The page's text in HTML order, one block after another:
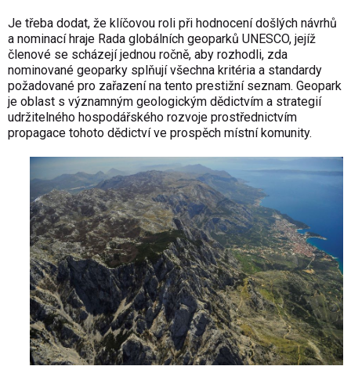
Je třeba dodat, že klíčovou roli při hodnocení došlých návrhů
a nominací hraje Rada globálních geoparků UNESCO, jejíž
členové se scházejí jednou ročně, aby rozhodli, zda
nominované geoparky splňují všechna kritéria a standardy
požadované pro zařazení na tento prestižní seznam. Geopark
je oblast s významným geologickým dědictvím a strategií
udržitelného hospodářského rozvoje prostřednictvím
propagace tohoto dědictví ve prospěch místní komunity.